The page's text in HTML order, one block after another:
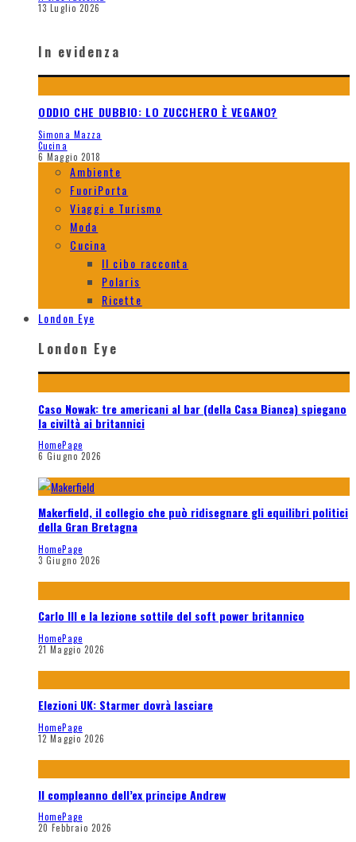
13 Luglio 2026
In evidenza
ODDIO CHE DUBBIO: LO ZUCCHERO È VEGANO?
Simona Mazza
Cucina
6 Maggio 2018
Ambiente
FuoriPorta
Viaggi e Turismo
Moda
Cucina
Il cibo racconta
Polaris
Ricette
London Eye
London Eye
Caso Nowak: tre americani al bar (della Casa Bianca) spiegano
la civiltà ai britannici
HomePage
6 Giugno 2026
Makerfield, il collegio che può ridisegnare gli equilibri politici
della Gran Bretagna
HomePage
3 Giugno 2026
Carlo III e la lezione sottile del soft power britannico
HomePage
21 Maggio 2026
Elezioni UK: Starmer dovrà lasciare
HomePage
12 Maggio 2026
Il compleanno dell’ex principe Andrew
HomePage
20 Febbraio 2026